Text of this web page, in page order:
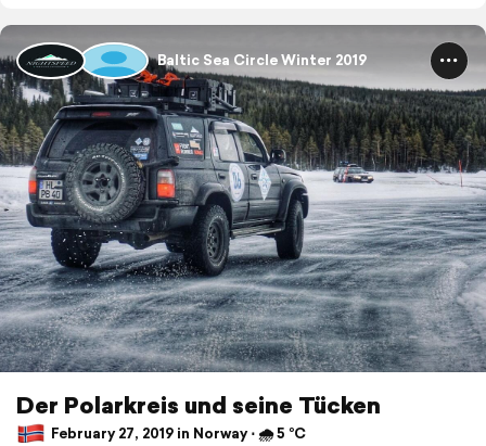
Baltic Sea Circle Winter 2019
Der Polarkreis und seine Tücken
February 27, 2019 in Norway ⋅ 🌧 5 °C